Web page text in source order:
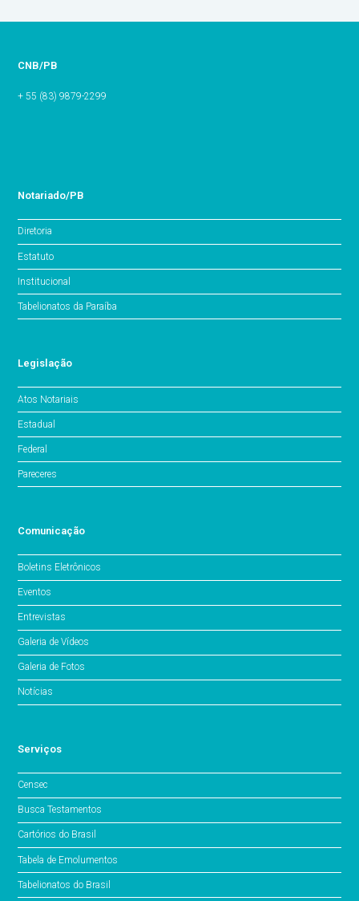
CNB/PB
+ 55 (83) 9879-2299
Notariado/PB
Diretoria
Estatuto
Institucional
Tabelionatos da Paraíba
Legislação
Atos Notariais
Estadual
Federal
Pareceres
Comunicação
Boletins Eletrônicos
Eventos
Entrevistas
Galeria de Vídeos
Galeria de Fotos
Notícias
Serviços
Censec
Busca Testamentos
Cartórios do Brasil
Tabela de Emolumentos
Tabelionatos do Brasil